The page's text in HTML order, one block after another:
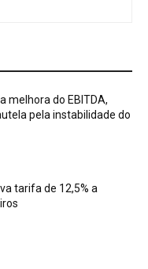
melhora do EBITDA,
pela instabilidade do
tarifa de 12,5% a